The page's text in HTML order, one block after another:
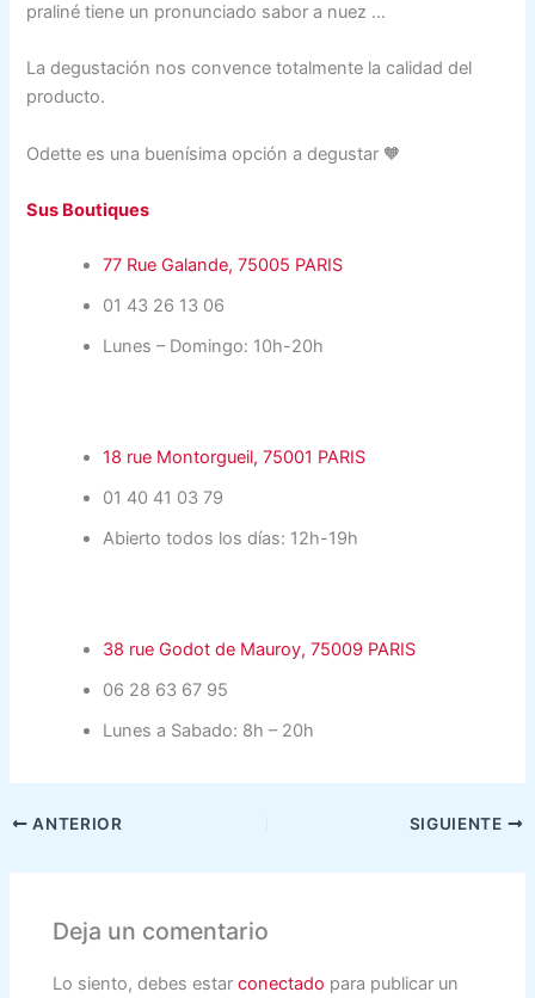
praliné tiene un pronunciado sabor a nuez …
La degustación nos convence totalmente la calidad del
producto.
Odette es una buenísima opción a degustar 🧡
Sus Boutiques
77 Rue Galande, 75005 PARIS
01 43 26 13 06
Lunes – Domingo: 10h-20h
18 rue Montorgueil, 75001 PARIS
01 40 41 03 79
Abierto todos los días: 12h-19h
38 rue Godot de Mauroy, 75009 PARIS
06 28 63 67 95
Lunes a Sabado: 8h – 20h
ANTERIOR SIGUIENTE
Deja un comentario
Lo siento, debes estarconectado para publicar un